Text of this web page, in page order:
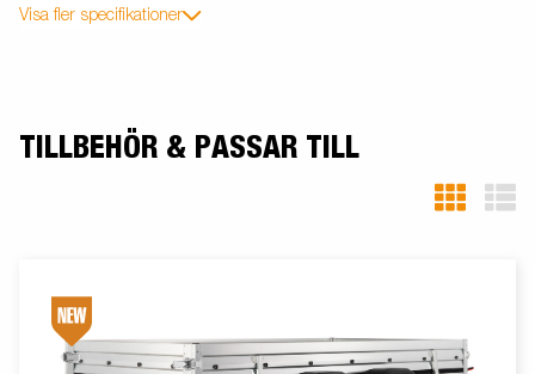
Visa fler specifikationer
TILLBEHÖR & PASSAR TILL